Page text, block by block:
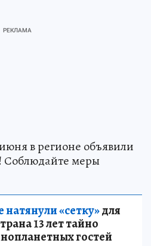
в регионе объявили
Соблюдайте меры
«сетку»для
13 лет тайно
гостей